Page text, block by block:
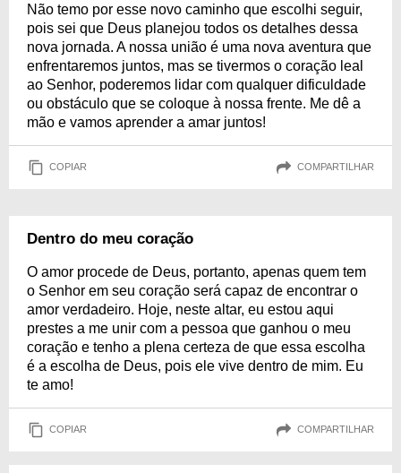
Não temo por esse novo caminho que escolhi seguir,
pois sei que Deus planejou todos os detalhes dessa
nova jornada. A nossa união é uma nova aventura que
enfrentaremos juntos, mas se tivermos o coração leal
ao Senhor, poderemos lidar com qualquer dificuldade
ou obstáculo que se coloque à nossa frente. Me dê a
mão e vamos aprender a amar juntos!
COPIAR COMPARTILHAR
Dentro do meu coração
O amor procede de Deus, portanto, apenas quem tem
o Senhor em seu coração será capaz de encontrar o
amor verdadeiro. Hoje, neste altar, eu estou aqui
prestes a me unir com a pessoa que ganhou o meu
coração e tenho a plena certeza de que essa escolha
é a escolha de Deus, pois ele vive dentro de mim. Eu
te amo!
COPIAR COMPARTILHAR